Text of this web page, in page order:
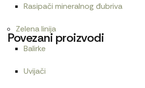
Rasipači mineralnog đubriva
Zelena linija
Balirke
Uvijači
Povezani proizvodi